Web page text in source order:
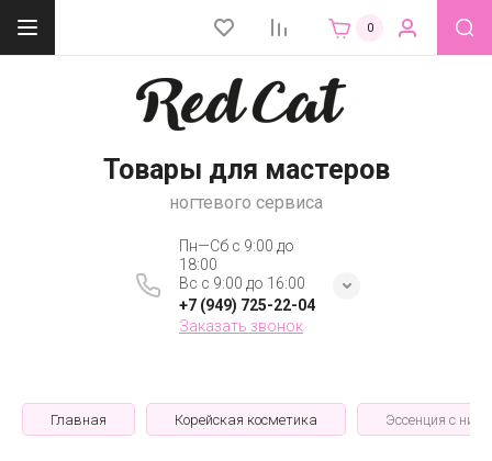
0
Товары для мастеров
ногтевого сервиса
Пн—Сб с 9:00 до
18:00
Вс с 9:00 до 16:00
+7 (949) 725-22-04
Заказать звонок
Главная Корейская косметика Эссенция с